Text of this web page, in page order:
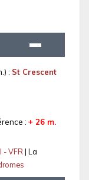
: St Crescent
: + 26 m.
- VFR| La